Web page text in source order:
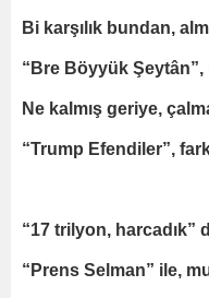
Bi karşılık bundan,
“Bre Böyyük
Ne kalmış geriye,
“Trump Efendiler”,
“17 trilyon, harcadık”
“Prens Selman” ile,